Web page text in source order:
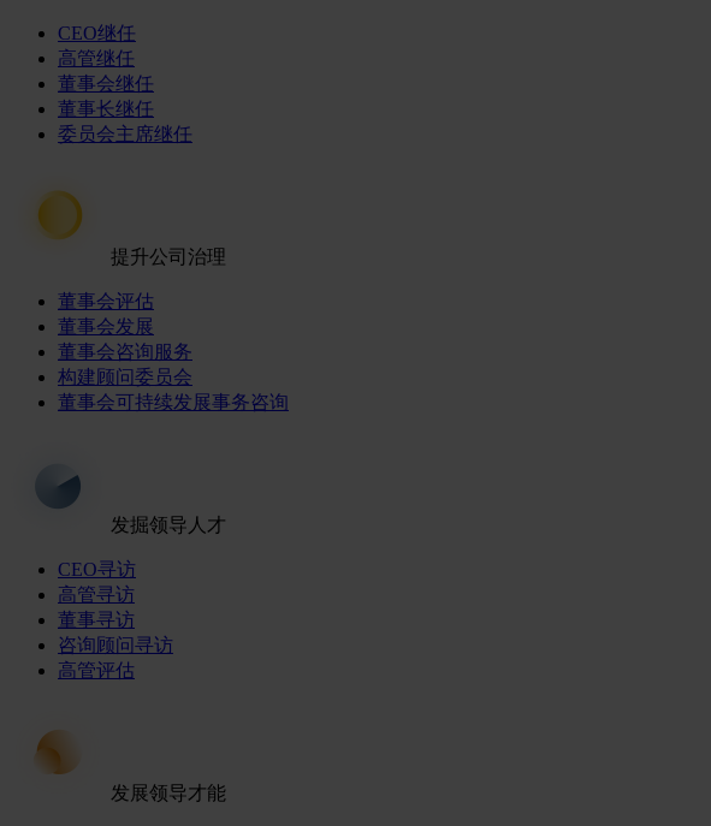
CEO继任
高管继任
董事会继任
董事长继任
委员会主席继任
提升公司治理
董事会评估
董事会发展
董事会咨询服务
构建顾问委员会
董事会可持续发展事务咨询
发掘领导人才
CEO寻访
高管寻访
董事寻访
咨询顾问寻访
高管评估
发展领导才能